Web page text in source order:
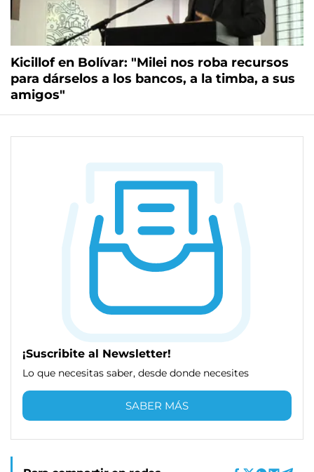
Kicillof en Bolívar: "Milei nos roba recursos
para dárselos a los bancos, a la timba, a sus
amigos"
¡Suscribite al Newsletter!
Lo que necesitas saber, desde donde necesites
SABER MÁS